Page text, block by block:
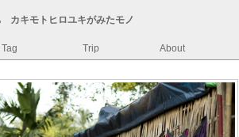
カキモトヒロユキがみたモノ
Tag Trip About